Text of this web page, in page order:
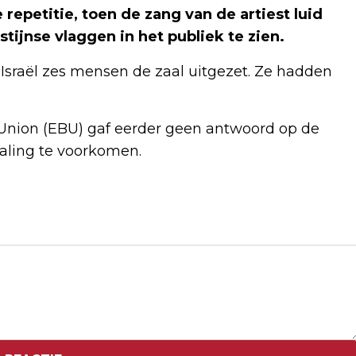
toen de zang van de artiest luid
vlaggen in het publiek te zien.
zes mensen de zaal uitgezet. Ze hadden
(EBU) gaf eerder geen antwoord op de
te voorkomen.
MAAKPROCES NIEUW ALBUM